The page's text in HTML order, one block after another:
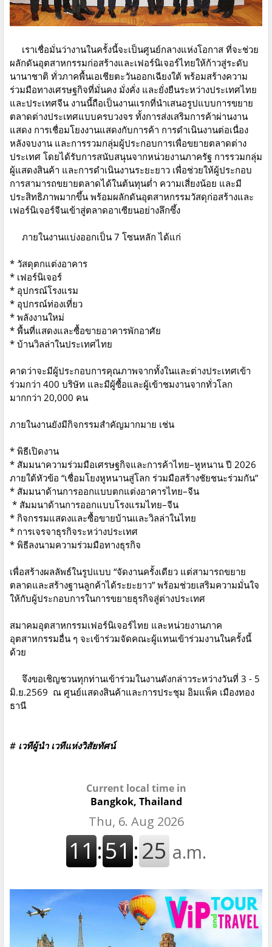
เราเชื่อมั่นว่างานในครั้งนี้จะเป็นศูนย์กลางแห่งโอกาส ที่จะช่วย
ผลักดันอุตสาหกรรมก่อสร้างและเฟอร์นิเจอร์ไทยให้ก้าวสู่ระดับ
นานาชาติ ทั่วภาคพื้นเอเชียตะวันออกเฉียงใต้ พร้อมสร้างความ
ร่วมมือทางเศรษฐกิจที่มั่นคง มั่งคั่ง และยั่งยืนระหว่างประเทศไทย
และประเทศจีน งานนี้ถือเป็นงานแรกที่นำเสนอรูปแบบการขยาย
ตลาดต่างประเทศแบบครบวงจร ทั้งการส่งเสริมการค้าผ่านงาน
แสดง การเชื่อมโยงงานแสดงกับการค้า การดำเนินงานต่อเนื่อง
หลังจบงาน และการรวมกลุ่มผู้ประกอบการเพื่อขยายตลาดต่าง
ประเทศ โดยได้รับการสนับสนุนจากหน่วยงานภาครัฐ การรวมกลุ่ม
ผู้แสดงสินค้า และการดำเนินงานระยะยาว เพื่อช่วยให้ผู้ประกอบ
การสามารถขยายตลาดได้ในต้นทุนต่ำ ความเสี่ยงน้อย และมี
ประสิทธิภาพมากขึ้น พร้อมผลักดันอุตสาหกรรมวัสดุก่อสร้างและ
เฟอร์นิเจอร์จีนเข้าสู่ตลาดอาเซียนอย่างลึกซึ้ง
ภายในงานแบ่งออกเป็น 7 โซนหลัก ได้แก่
* วัสดุตกแต่งอาคาร
* เฟอร์นิเจอร์
* อุปกรณ์โรงแรม
* อุปกรณ์ท่องเที่ยว
* พลังงานใหม่
* พื้นที่แสดงและซื้อขายอาคารพักอาศัย
* บ้านวิลล่าในประเทศไทย
คาดว่าจะมีผู้ประกอบการคุณภาพจากทั้งในและต่างประเทศเข้า
ร่วมกว่า 400 บริษัท และมีผู้ซื้อและผู้เข้าชมงานจากทั่วโลก
มากกว่า 20,000 คน
ภายในงานยังมีกิจกรรมสำคัญมากมาย เช่น
* พิธีเปิดงาน
* สัมมนาความร่วมมือเศรษฐกิจและการค้าไทย–หูหนาน ปี 2026
ภายใต้หัวข้อ “เชื่อมโยงหูหนานสู่โลก ร่วมมือสร้างชัยชนะร่วมกัน”
* สัมมนาด้านการออกแบบตกแต่งอาคารไทย–จีน
* สัมมนาด้านการออกแบบโรงแรมไทย–จีน
* กิจกรรมแสดงและซื้อขายบ้านและวิลล่าในไทย
* การเจรจาธุรกิจระหว่างประเทศ
* พิธีลงนามความร่วมมือทางธุรกิจ
เพื่อสร้างผลลัพธ์ในรูปแบบ “จัดงานครั้งเดียว แต่สามารถขยาย
ตลาดและสร้างฐานลูกค้าได้ระยะยาว” พร้อมช่วยเสริมความมั่นใจ
ให้กับผู้ประกอบการในการขยายธุรกิจสู่ต่างประเทศ
สมาคมอุตสาหกรรมเฟอร์นิเจอร์ไทย และหน่วยงานภาค
อุตสาหกรรมอื่น ๆ จะเข้าร่วมจัดคณะผู้แทนเข้าร่วมงานในครั้งนี้
ด้วย
จึงขอเชิญชวนทุกท่านเข้าร่วมในงานดังกล่าวระหว่างวันที่ 3 - 5
มิ.ย.2569 ณ ศูนย์แสดงสินค้าและการประชุม อิมแพ็ค เมืองทอง
ธานี
# เวทีผู้นำ เวทีแห่งวิสัยทัศน์
Current local time in
Bangkok, Thailand